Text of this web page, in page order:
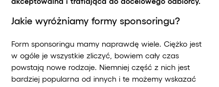
Jakie wyróżniamy formy sponsoringu?
Form sponsoringu mamy naprawdę wiele. Ciężko jest
w ogóle je wszystkie zliczyć, bowiem cały czas
powstają nowe rodzaje. Niemniej część z nich jest
bardziej popularna od innych i te możemy wskazać